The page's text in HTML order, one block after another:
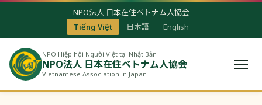
NPO法人 日本在住ベトナム人協会
Tiếng Việt
日本語 English
NPO Hiệp hội Người Việt tại Nhật Bản
NPO法人 日本在住ベトナム人協会
Vietnamese Association in Japan